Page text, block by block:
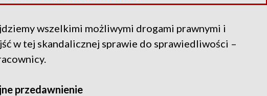
wszelkimi możliwymi drogami prawnymi i
w tej skandalicznej sprawie do sprawiedliwości –
przedawnienie